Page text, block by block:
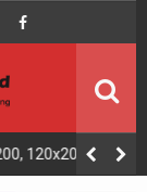
140x200,
KEGUNAAN